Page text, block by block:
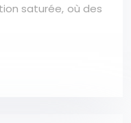
saturée, où des